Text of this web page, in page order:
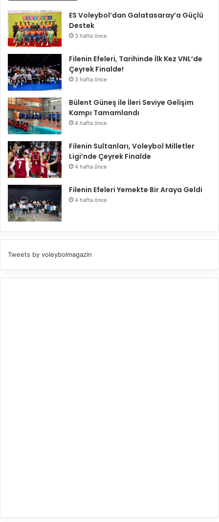
ES Voleybol’dan Galatasaray’a Güçlü
Destek
3 hafta önce
Filenin Efeleri, Tarihinde İlk Kez VNL’de
Çeyrek Finalde!
3 hafta önce
Bülent Güneş ile İleri Seviye Gelişim
Kampı Tamamlandı
4 hafta önce
Filenin Sultanları, Voleybol Milletler
Ligi’nde Çeyrek Finalde
4 hafta önce
Filenin Efeleri Yemekte Bir Araya Geldi
4 hafta önce
Tweets by voleybolmagazin